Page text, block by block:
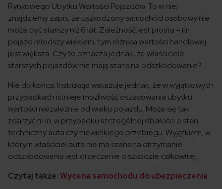
Rynkowego Ubytku Wartości Pojazdów. To w niej
znajdziemy zapis, że uszkodzony samochód osobowy nie
może być starszy niż 6 lat. Zależność jest prosta – im
pojazd młodszy wiekiem, tym różnica wartości handlowej
jest większa. Czy to oznacza jednak, że właściciele
starszych pojazdów nie mają szans na odszkodowanie?
Nie do końca. Instrukcja wskazuje jednak, że w wyjątkowych
przypadkach istnieje możliwość oszacowania ubytku
wartości niezależnie od wieku pojazdu. Może się tak
zdarzyć m.in. w przypadku szczególnej dbałości o stan
techniczny auta czy niewielkiego przebiegu. Wyjątkiem, w
którym właściciel auta nie ma szans na otrzymanie
odszkodowania jest orzeczenie o szkodzie całkowitej.
Czytaj także:Wycena samochodu do ubezpieczenia